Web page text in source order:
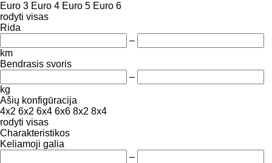
Euro 3 Euro 4 Euro 5 Euro 6
rodyti visas
Rida
–
km
Bendrasis svoris
–
kg
Ašių konfigūracija
4x2 6x2 6x4 6x6 8x2 8x4
rodyti visas
Charakteristikos
Keliamoji galia
–